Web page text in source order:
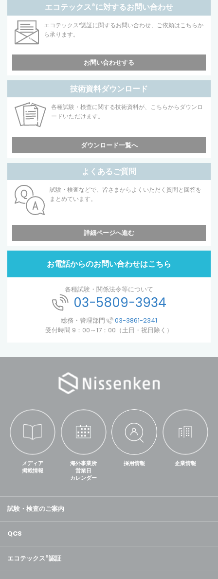
エコテックス®に対するお問い合わせ
エコテックス®認証に関するお問い合わせ、ご依頼はこちらか
ら承ります。
お問い合わせする
技術資料ダウンロード
各種試験・検査に関する技術資料が、こちらからダウンロ
ードいただけます。
ダウンロード一覧へ
よくあるご質問
試験・検査などで、皆さまからよくいただく質問と回答を
まとめています。
詳細ページへ進む
お電話からのお問い合わせはこちら
各種試験・関係法令等について
03-5809-3934
総務・管理部門
03-3861-2341
受付時間 9：00～17：00（土日・祝日除く）
メディア
掲載情報
海外事業所
営業日
カレンダー
採用情報 企業情報
試験・検査のご案内
QCS
エコテックス®認証